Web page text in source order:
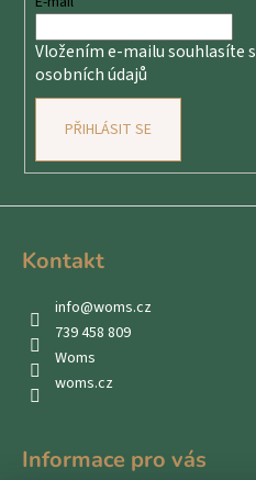
Vložením e-mailu souhlasíte s
osobních údajů
PŘIHLÁSIT SE
Kontakt
info@woms.cz
739 458 809
Woms
woms.cz
Informace pro vás